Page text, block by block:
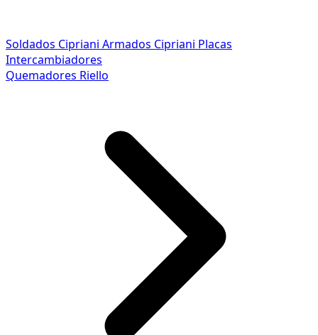
Soldados Cipriani Armados Cipriani Placas
Intercambiadores
Quemadores Riello